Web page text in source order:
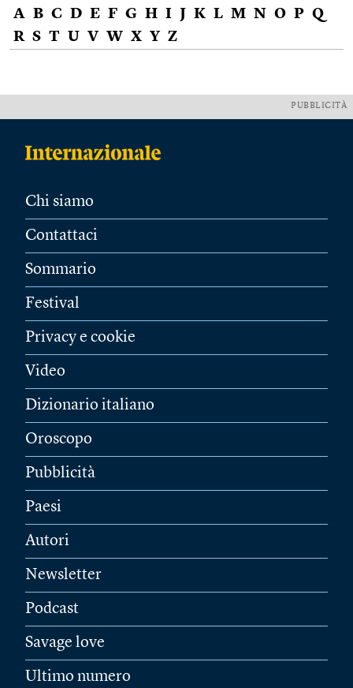
A B C D E F G H I J K L M N O P Q
R S T U V W X Y Z
PUBBLICITÀ
Chi siamo
Contattaci
Sommario
Festival
Privacy e cookie
Video
Dizionario italiano
Oroscopo
Pubblicità
Paesi
Autori
Newsletter
Podcast
Savage love
Ultimo numero